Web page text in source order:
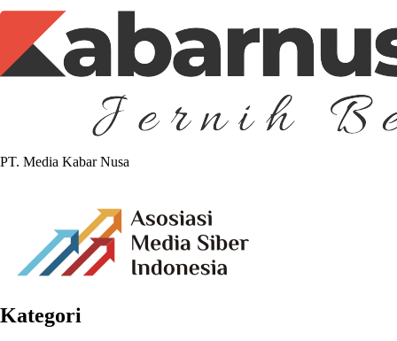
PT. Media Kabar Nusa
Kategori